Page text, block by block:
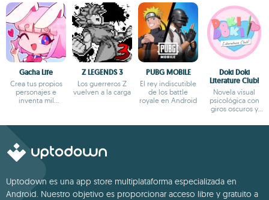
Gacha Life
Crea tus propios
personajes e
inventa mil
Z LEGENDS 3
Los guerreros Z
vuelven a la carga
PUBG MOBILE
El rey indiscutible
de los battle
royale en Android
Doki Doki
Literature Club!
Novela visual
psicológica con
giros oscuros y
Uptodown es una app store multiplataforma especializada en
Android. Nuestro objetivo es proporcionar acceso libre y gratuito a